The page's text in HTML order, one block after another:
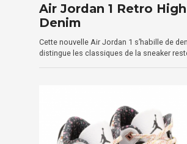
Air Jordan 1 Retro High
Denim
Cette nouvelle Air Jordan 1 s’habille de
distingue les classiques de la sneaker